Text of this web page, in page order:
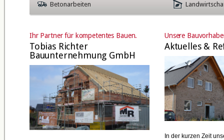
Betonarbeiten
Ihr Partner für kompetentes Bauen.
Tobias Richter
Bauunternehmung GmbH
Unsere
Aktuelles &
In der kurzen Zeit